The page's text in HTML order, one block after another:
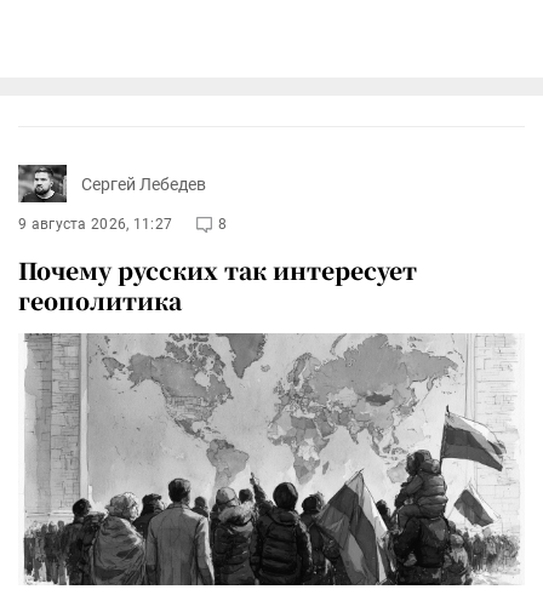
Сергей Лебедев
9 августа 2026, 11:27 8
Почему русских так интересует
геополитика